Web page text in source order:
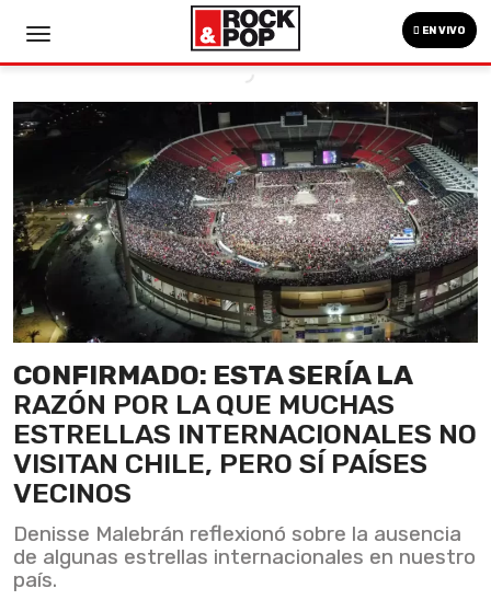
EN VIVO
CONFIRMADO: ESTA SERÍA LA
RAZÓN POR LA QUE MUCHAS
ESTRELLAS INTERNACIONALES NO
VISITAN CHILE, PERO SÍ PAÍSES
VECINOS
Denisse Malebrán reflexionó sobre la ausencia
de algunas estrellas internacionales en nuestro
país.